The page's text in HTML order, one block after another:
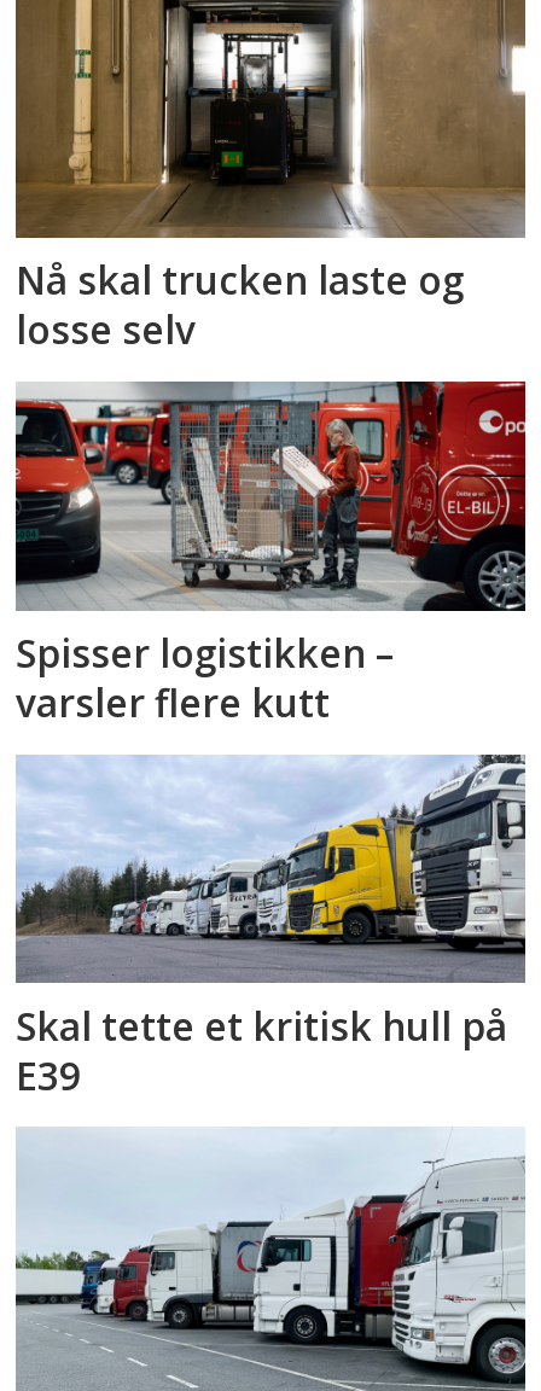
Nå skal trucken laste og
losse selv
Spisser logistikken –
varsler flere kutt
Skal tette et kritisk hull på
E39